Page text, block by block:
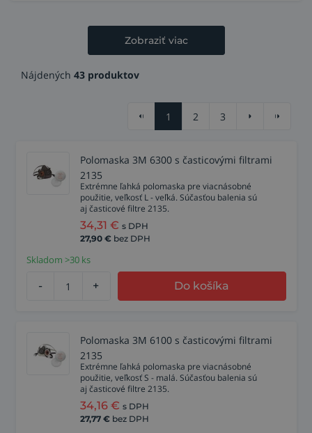
Zobraziť viac
Nájdených 43 produktov
1 2 3
Polomaska 3M 6300 s časticovými filtrami
2135
Extrémne ľahká polomaska pre viacnásobné
použitie, veľkosť L - veľká. Súčasťou balenia sú
aj časticové filtre 2135.
34,31 € s DPH
27,90 € bez DPH
Skladom >30 ks
- + Do košíka
Polomaska 3M 6100 s časticovými filtrami
2135
Extrémne ľahká polomaska pre viacnásobné
použitie, veľkosť S - malá. Súčasťou balenia sú
aj časticové filtre 2135.
34,16 € s DPH
27,77 € bez DPH